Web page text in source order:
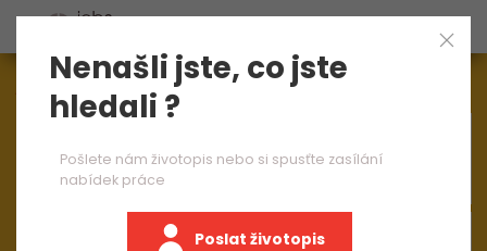
Aktuálně1545nabídek práce
Nenašli jste, co jste
hledali ?
Pošlete nám životopis nebo si spusťte zasílání
nabídek práce
Poslat životopis